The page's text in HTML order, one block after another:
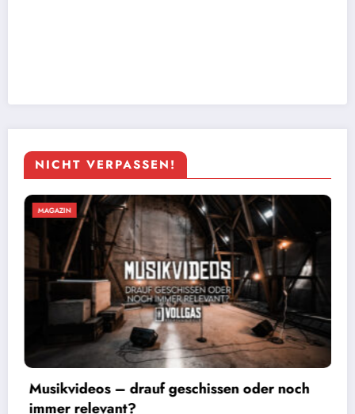
NICHT VERPASSEN!
MAGAZIN
Kärbholz – Die Tour kommt mit